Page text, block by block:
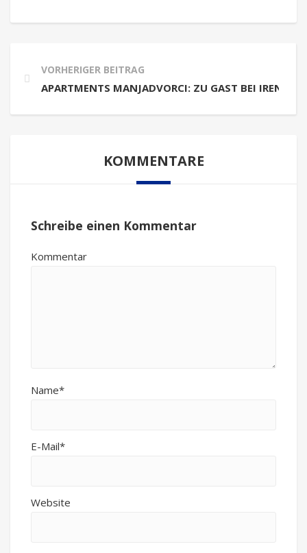
VORHERIGER BEITRAG
APARTMENTS MANJADVORCI: ZU GAST BEI IRENA &
KOMMENTARE
Schreibe einen Kommentar
Kommentar
Name*
E-Mail*
Website